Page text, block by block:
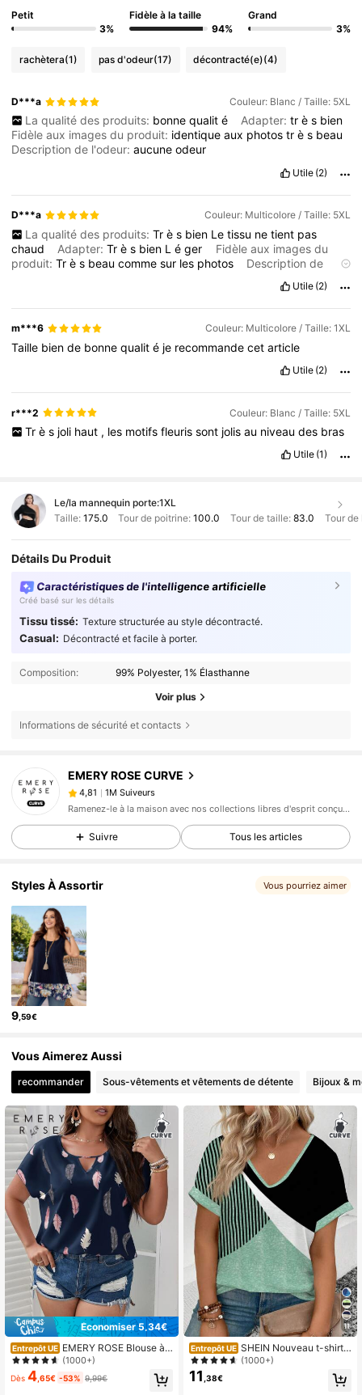
Petit
3%
Fidèle à la taille
94%
Grand
3%
rachètera(1) pas d'odeur(17) décontracté(e)(4)
D***a Couleur: Blanc / Taille: 5XL
La qualité des produits: bonne qualit é Adapter: tr è s bien
Fidèle aux images du produit: identiqueaux photostrès beau
Description de l'odeur:aucuneodeur
Utile (2)
D***a Couleur: Multicolore / Taille: 5XL
La qualité des produits: Tr è s bien Le tissu ne tient pas
chaud
Adapter:Très bien Léger
Fidèle aux images du
produit:Très beaucommesur les photos
Description de
Utile (2)
m***6 Couleur: Multicolore / Taille: 1XL
Taille biende bonnequalité je recommandecetarticle
Utile (2)
r***2 Couleur: Blanc / Taille: 5XL
Tr è s joli haut , les motifs fleuris sont jolis au niveau des bras
Utile (1)
Le/la mannequin porte:1XL
Taille: 175.0 Tour de poitrine:100.0 Tour de taille: 83.0 Tour
Détails Du Produit
Caractéristiques de l'intelligence artificielle
Créé basé sur les détails
Tissu tissé: Texture structurée au style décontracté.
Casual: Décontracté et facile à porter.
Composition: 99% Polyester, 1% Élasthanne
Voir plus
Informations de sécurité et contacts
EMERY ROSE CURVE
4,81
1M Suiveurs
K***eest en train de naviguer
4,81
1M Suiveurs
4,81 1M Suiveurs
4,81
4,81
4,81
4,81
Ramenez-le à la maison avec nos collections libres d'esprit conçues pour une vie moins compliquée.
Suivre Tous les articles
Styles À Assortir Vous pourriez aimer
9 ,59€
Vous Aimerez Aussi
recommander Sous-vêtements et vêtements de détente Bijoux &
Économiser 5,34€
Entrepôt UE EMERY ROSE Blouse à i
mprimé plume manches dolman
(1000+)
Dès 4,65€ -53% 9,99€
11
Entrepôt UE SHEIN Nouveau t-shirt
mode femme grande taille col en V
ample à imprimé, manches courtes
(1000+)
11 ,38€